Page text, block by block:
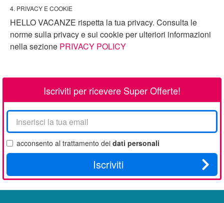
4. PRIVACY E COOKIE
HELLO VACANZE rispetta la tua privacy. Consulta le
norme sulla privacy e sui cookie per ulteriori informazioni
nella sezione PRIVACY POLICY
Iscriviti per ricevere Super Offerte!
La
tua
email
acconsento al trattamento dei dati personali
Iscriviti